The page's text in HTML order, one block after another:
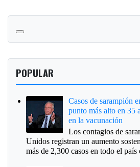
POPULAR
Casos de sarampión
punto más alto en 35
en la vacunación
Los contagios de
Unidos registran un aumento
más de 2,300 casos en todo el país